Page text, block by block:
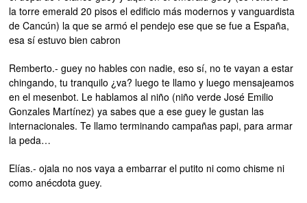
la torre emerald 20 pisos el edificio más modernos y vanguardista
de Cancún) la que se armó el pendejo ese que se fue a España,
esa sí estuvo bien cabron
Remberto.- guey no hables con nadie, eso sí, no te vayan a estar
chingando, tu tranquilo ¿va? luego te llamo y luego mensajeamos
en el mesenbot. Le hablamos al niño (niño verde José Emilio
Gonzales Martínez) ya sabes que a ese guey le gustan las
internacionales. Te llamo terminando campañas papi, para armar
la peda…
Elías.- ojala no nos vaya a embarrar el putito ni como chisme ni
como anécdota guey.